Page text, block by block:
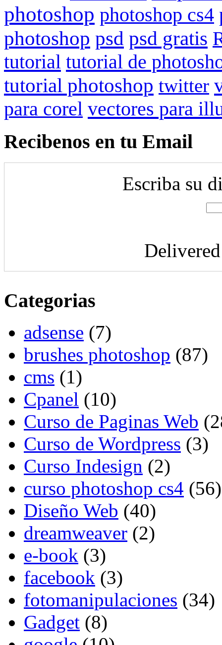
photoshop photoshop cs4
photoshop psd psd gratis
tutorial tutorial de
tutorial photoshop twitter
para corel vectores para
Recibenos en tu Email
Escriba su
Categorias
adsense (7)
brushes photoshop (87)
cms (1)
Cpanel (10)
Curso de Paginas Web
Curso de Wordpress (3)
Curso Indesign (2)
curso photoshop cs4 (56)
Diseño Web (40)
dreamweaver (2)
e-book (3)
facebook (3)
fotomanipulaciones (34)
Gadget (8)